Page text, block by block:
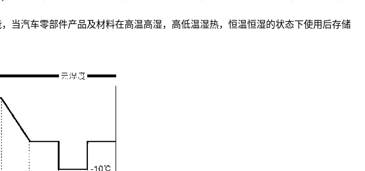
当汽车零部件产品及材料在高温高湿，高低温湿热，恒温恒湿的状态下使用后存储